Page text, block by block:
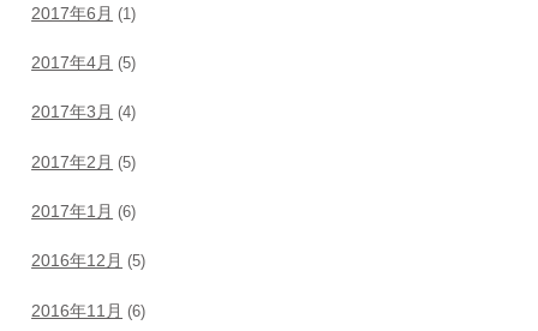
2017年6月 (1)
2017年4月 (5)
2017年3月 (4)
2017年2月 (5)
2017年1月 (6)
2016年12月 (5)
2016年11月 (6)